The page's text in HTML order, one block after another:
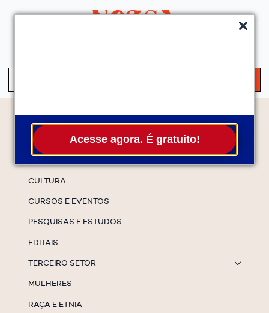
Acesse agora. É gratuito!
Temas
CULTURA
CURSOS E EVENTOS
PESQUISAS E ESTUDOS
EDITAIS
TERCEIRO SETOR
MULHERES
RAÇA E ETNIA